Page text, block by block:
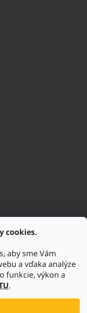
cookies.
aby sme Vám
a vďaka analýze
funkcie, výkon a
.